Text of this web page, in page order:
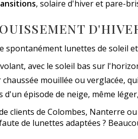
, solaire d'hiver et pare-
spontanément lunettes de soleil
avec le soleil bas sur
chaussée mouillée ou verglacée,
d'un épisode de neige, même
clients de Colombes, Nanterre
de lunettes adaptées ?